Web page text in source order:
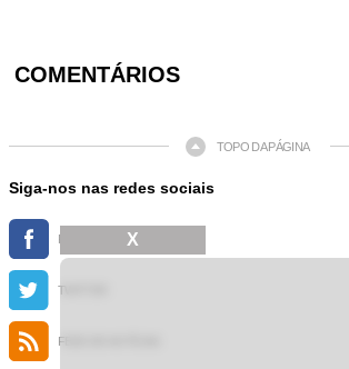
COMENTÁRIOS
TOPO DA PÁGINA
Siga-nos nas redes sociais
TWITTER
FEED DE NOTÍCIAS
X